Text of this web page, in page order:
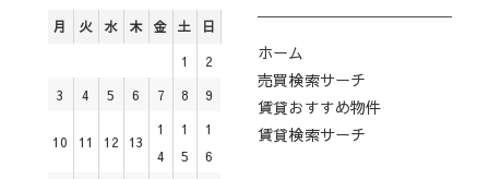
月 火 水 木 金 土 日
1
2
3
4 5 6 7 8 9
10 11 12 13
1
4
1
5
1
6
ホーム
売買検索サーチ
賃貸おすすめ物件
賃貸検索サーチ